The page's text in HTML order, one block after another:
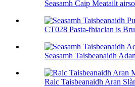
Seasamh Caip Meatailt
CT028 Pasta-fhiaclan is
Seasamh Taisbeanaidh
Raic Taisbeanaidh Aran